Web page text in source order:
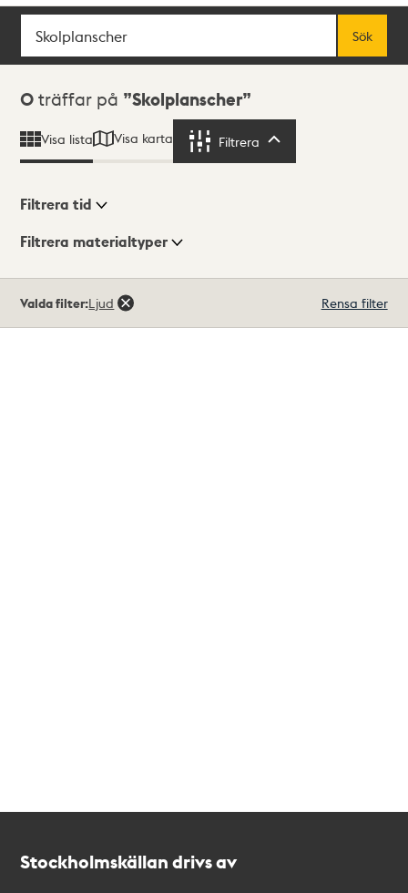
Sök
Sök
Sökresultat
0 träffar på Skolplanscher
Visa lista Visa karta Filtrera
Visningsläge
Filtrera tid
Filtrera materialtyper
träffar
Valda filter:Ljud Rensa filter
Stockholmskällan drivs av